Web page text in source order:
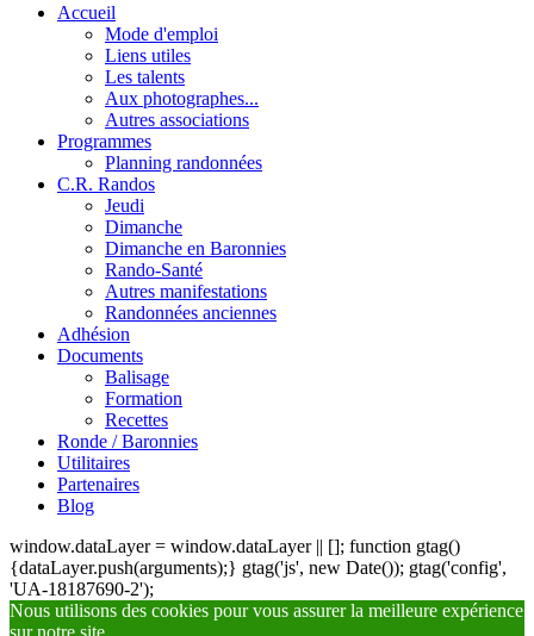
Accueil
Mode d'emploi
Liens utiles
Les talents
Aux photographes...
Autres associations
Programmes
Planning randonnées
C.R. Randos
Jeudi
Dimanche
Dimanche en Baronnies
Rando-Santé
Autres manifestations
Randonnées anciennes
Adhésion
Documents
Balisage
Formation
Recettes
Ronde / Baronnies
Utilitaires
Partenaires
Blog
window.dataLayer = window.dataLayer || []; function gtag()
{dataLayer.push(arguments);} gtag('js', new Date()); gtag('config',
'UA-18187690-2');
Nous utilisons des cookies pour vous assurer la meilleure expérience
sur notre site.